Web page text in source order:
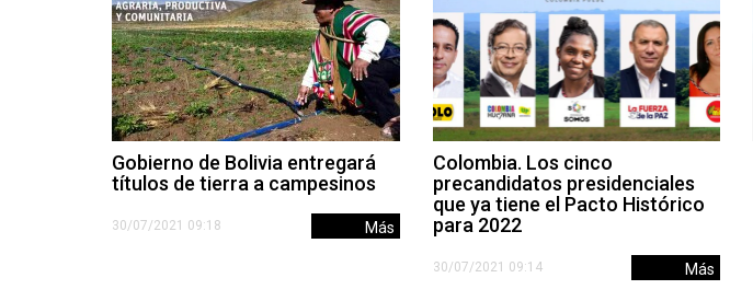
Gobierno de Bolivia entregará
títulos de tierra a campesinos
30/07/2021 09:18 Más
Colombia. Los cinco
precandidatos presidenciales
que ya tiene el Pacto Histórico
para 2022
30/07/2021 09:14 Más